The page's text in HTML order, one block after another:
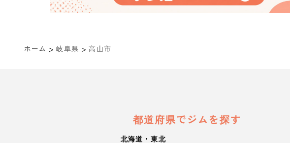
ホーム > 岐阜県 > 高山市
都道府県でジムを探す
北海道・東北